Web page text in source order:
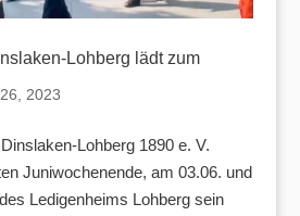
Lohberg lädt zum
2023
Lohberg 1890 e. V.
Juniwochenende, am 03.06. und
Ledigenheims Lohberg sein